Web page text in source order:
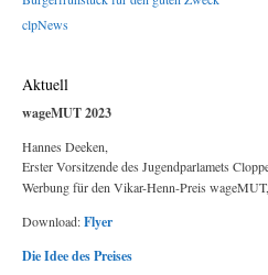
clpNews
Aktuell
wageMUT 2023
Hannes Deeken,
Erster Vorsitzende des Jugendparlamets
Werbung für den Vikar-Henn-Preis wageMUT,
Download:Flyer
Die Idee des Preises